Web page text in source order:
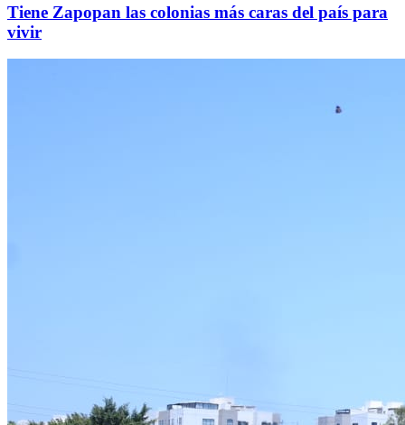
Tiene Zapopan las colonias más caras del país para
vivir